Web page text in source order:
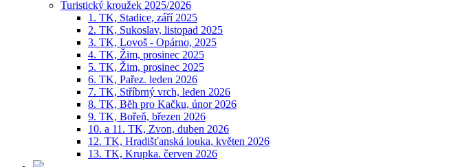
Turistický kroužek 2025/2026
1. TK, Stadice, září 2025
2. TK, Sukoslav, listopad 2025
3. TK, Lovoš - Opárno, 2025
4. TK, Žim, prosinec 2025
5. TK, Žim, prosinec 2025
6. TK, Pařez. leden 2026
7. TK, Stříbrný vrch, leden 2026
8. TK, Běh pro Kačku, únor 2026
9. TK, Bořeň, březen 2026
10. a 11. TK, Zvon, duben 2026
12. TK, Hradišťanská louka, květen 2026
13. TK, Krupka. červen 2026